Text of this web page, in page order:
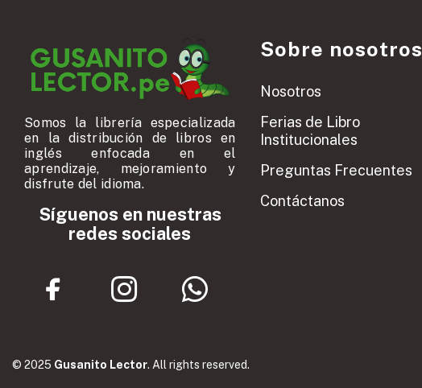
Somos la librería especializada
en la distribución de libros en
inglés enfocada en el
aprendizaje, mejoramiento y
disfrute del idioma.
Síguenos en nuestras
redes sociales
Sobre nosotros
Nosotros
Ferias de Libro
Institucionales
Preguntas Frecuentes
Contáctanos
© 2025 Gusanito Lector. All rights reserved.